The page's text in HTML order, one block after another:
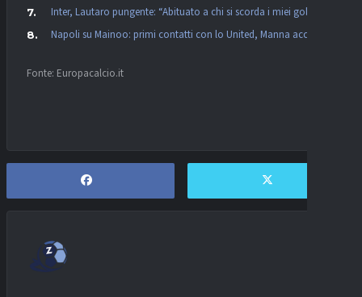
Inter, Lautaro pungente: “Abituato a chi si scorda i miei gol”
Napoli su Mainoo: primi contatti con lo United, Manna accelera
Fonte: Europacalcio.it